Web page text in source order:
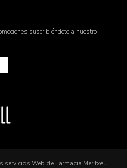
suscribiéndote a nuestro
servicios Web de Farmacia Meritxell,